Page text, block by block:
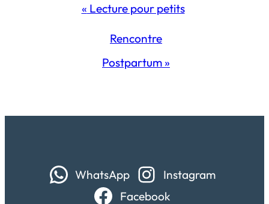
« Lecture pour petits
Rencontre
Postpartum »
WhatsApp
Instagram
Facebook